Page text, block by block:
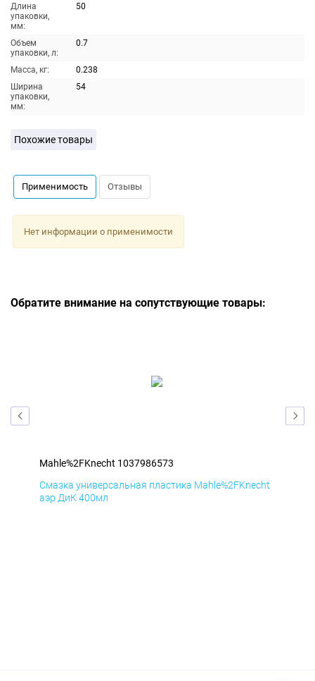
Длина
упаковки,
мм:
50
Объем
упаковки, л:
0.7
Масса, кг:
0.238
Ширина
упаковки,
мм:
54
Похожие товары
Применимость Отзывы
Нет информации о применимости
Обратите внимание на сопутствующие товары:
Mahle%2FKnecht 1037986573
Смазка универсальная пластика Mahle%2FKnecht
аэр ДиК 400мл